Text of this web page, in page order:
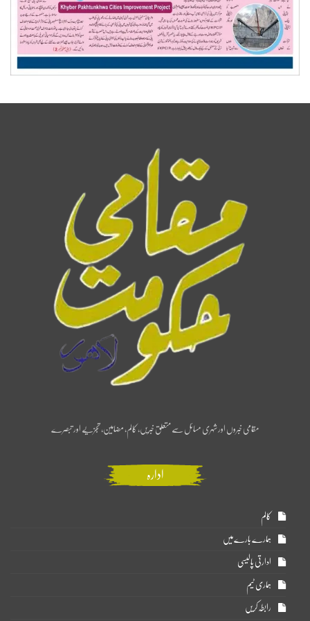
مقامی خبروں اور شہری مسائل سے متعلق خبریں، کالم، مضامین، تجزیے اور تبصرے
ادارہ
کالم
ہمارے بارے میں
ادارتی پالیسی
ہماری ٹیم
رابطہ کریں